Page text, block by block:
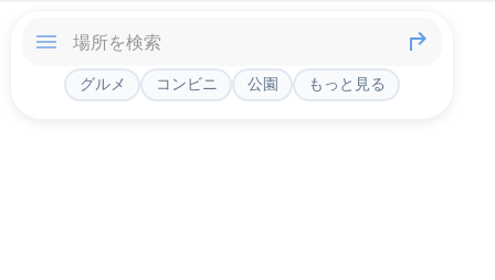
グルメ コンビニ 公園 もっと見る